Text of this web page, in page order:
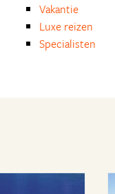
Vakantie
Luxe reizen
Specialisten